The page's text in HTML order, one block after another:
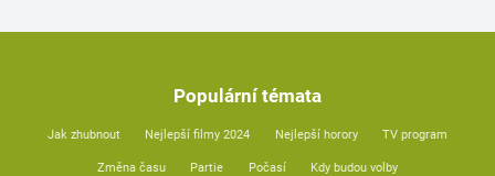
Populární témata
Jak zhubnout Nejlepší filmy 2024 Nejlepší horory TV program
Změna času Partie Počasí Kdy budou volby